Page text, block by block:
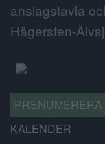
anslagstavla
Hägersten-
PRENUMERERA
KALENDER